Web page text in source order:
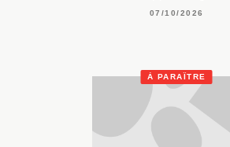
07/10/2026
À PARAÎTRE